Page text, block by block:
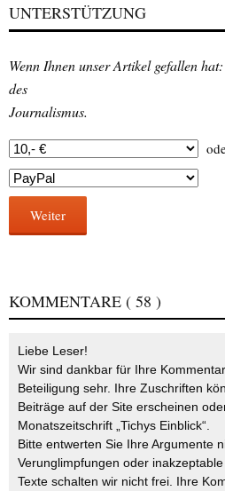
UNTERSTÜTZUNG
Wenn Ihnen unser Artikel gefallen
des
Journalismus.
Weiter
KOMMENTARE ( 58 )
Liebe Leser!
Wir sind dankbar für Ihre
Beteiligung sehr. Ihre Zuschriften
Beiträge auf der Site erscheinen
Monatszeitschrift „Tichys Einblick“.
Bitte entwerten Sie Ihre Argumente
Verunglimpfungen oder
Texte schalten wir nicht frei. Ihre